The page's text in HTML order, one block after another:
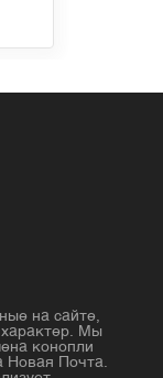
на сайте,
Мы
конопли
Почта.